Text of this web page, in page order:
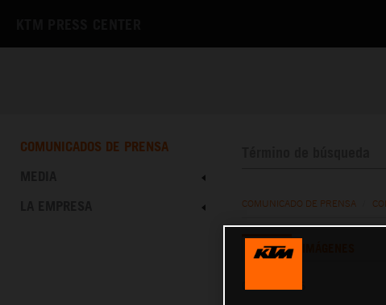
COMUNICADOS DE PRENSA
COMUNICADO DE PRENSA
TEXTO